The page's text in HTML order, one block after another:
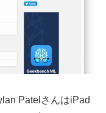
PatelさんはiPad